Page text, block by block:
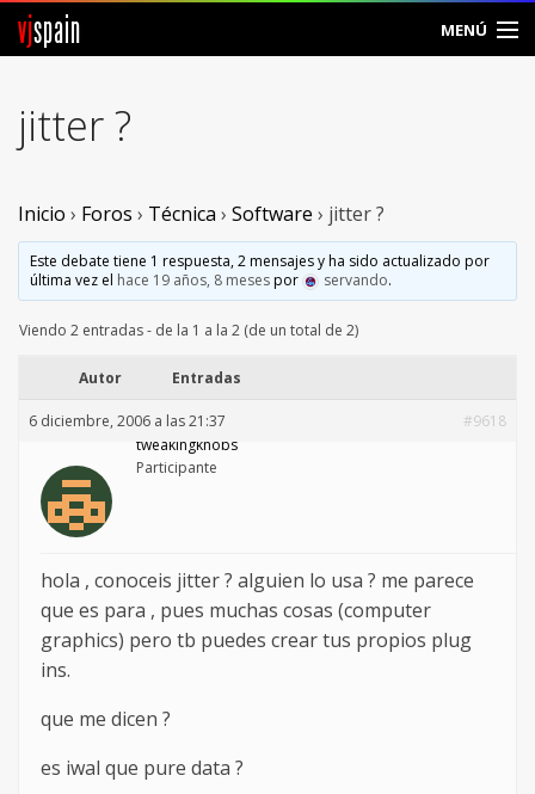
vjspain MENÚ
Foros
Vjspain
Contacto
Entrar
Crear Cuenta
jitter ?
Inicio › Foros › Técnica › Software › jitter ?
Este debate tiene 1 respuesta, 2 mensajes y ha sido actualizado por
última vez el hace 19 años, 8 mesespor servando.
Viendo 2 entradas - de la 1 a la 2 (de un total de 2)
Autor Entradas
6 diciembre, 2006 a las 21:37
#9618
tweakingknobs
Participante
hola , conoceis jitter ? alguien lo usa ? me parece
que es para , pues muchas cosas (computer
graphics) pero tb puedes crear tus propios plug
ins.
que me dicen ?
es iwal que pure data ?